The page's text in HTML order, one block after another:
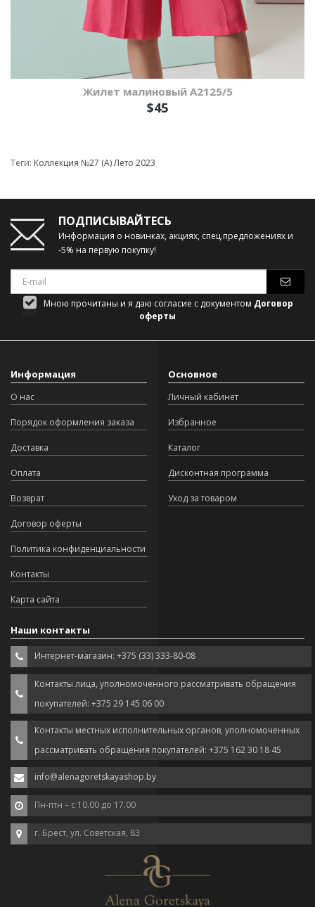
Жилет малиновый А2125/5
$45
Теги: Коллекция №27 (А) Лето 2023
ПОДПИСЫВАЙТЕСЬ
Информация о новинках, акциях, спец.предложениях и
-5% на первую покупку!
Мною прочитаны и я даю согласие с документом Договор
оферты
Информация
О нас
Порядок оформления заказа
Доставка
Оплата
Возврат
Договор оферты
Политика конфиденциальности
Контакты
Карта сайта
Основное
Личный кабинет
Избранное
Каталог
Дисконтная программа
Уход за товаром
Наши контакты
Интернет-магазин: +375 (33) 333-80-08
Контакты лица, уполномоченного рассматривать обращения
покупателей: +375 29 145 06 00
Контакты местных исполнительных органов, уполномоченных
рассматривать обращения покупателей: +375 162 30 18 45
info@alenagoretskayashop.by
Пн-птн – с 10.00 до 17.00
г. Брест, ул. Советская, 83